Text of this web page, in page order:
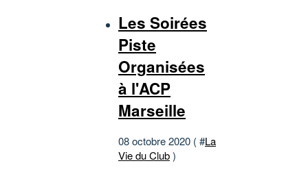
Les Soirées
Piste
Organisées
à l'ACP
Marseille
08 octobre 2020 ( #La
Vie du Club)